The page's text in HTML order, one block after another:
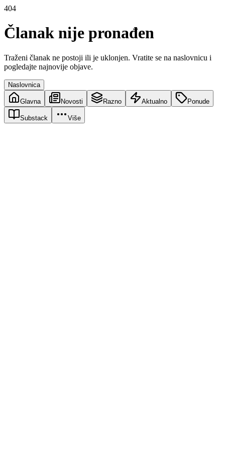
404
Članak nije pronađen
Traženi članak ne postoji ili je uklonjen. Vratite se na naslovnicu i
pogledajte najnovije objave.
Naslovnica
Glavna Novosti Razno Aktualno Ponude
Substack Više